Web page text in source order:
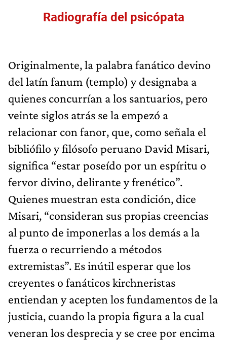
Radiografía del psicópata
Originalmente, la palabra fanático devino
del latín fanum (templo) y designaba a
quienes concurrían a los santuarios, pero
veinte siglos atrás se la empezó a
relacionar con fanor, que, como señala el
bibliófilo y filósofo peruano David Misari,
significa “estar poseído por un espíritu o
fervor divino, delirante y frenético”.
Quienes muestran esta condición, dice
Misari, “consideran sus propias creencias
al punto de imponerlas a los demás a la
fuerza o recurriendo a métodos
extremistas”. Es inútil esperar que los
creyentes o fanáticos kirchneristas
entiendan y acepten los fundamentos de la
justicia, cuando la propia figura a la cual
veneran los desprecia y se cree por encima